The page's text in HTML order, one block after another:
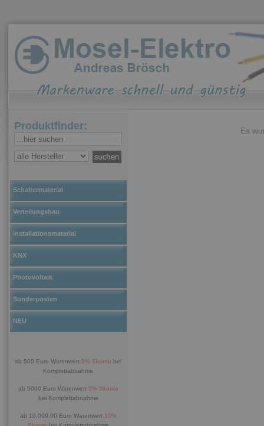
Produktfinder:
Schaltermaterial
Verteilungsbau
Installationsmaterial
KNX
Photovoltaik
Sonderposten
NEU
ab 500 Euro Warenwert 3% Skonto bei
Komplettabnahme
ab 5000 Euro Warenwert 5% Skonto
bei Komplettabnahme
ab 10.000,00 Euro Warenwert 10%
Es